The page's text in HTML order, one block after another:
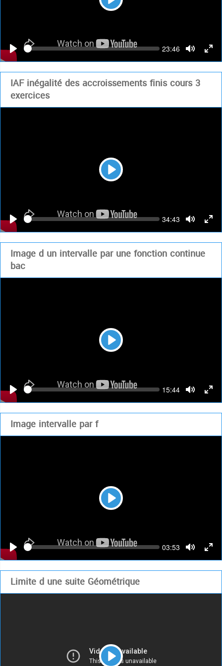
Play
Play
Seek Current
23:46
Mute
IAF inégalité des accroissements finis cours 3
exercices
Play
Play
Seek Current
34:43
Mute
Image d un intervalle par une fonction continue
bac
Play
Play
Seek Current
15:44
Mute
Image intervalle par f
Play
Play
Seek Current
03:53
Mute
Limite d une suite Géométrique